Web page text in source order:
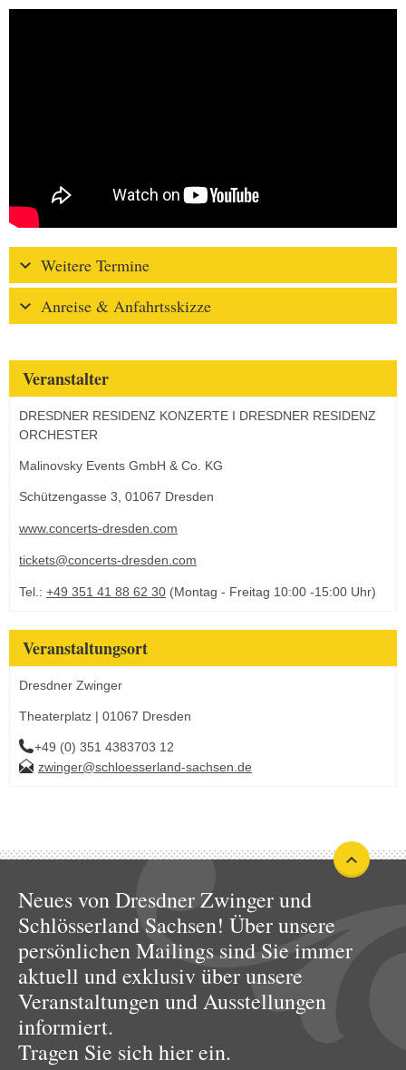
Weitere Termine
Anreise & Anfahrtsskizze
Veranstalter
DRESDNER RESIDENZ KONZERTE I DRESDNER RESIDENZ
ORCHESTER
Malinovsky Events GmbH & Co. KG
Schützengasse 3, 01067 Dresden
www.concerts-dresden.com
tickets@concerts-dresden.com
Tel.: +49 351 41 88 62 30 (Montag - Freitag 10:00 -15:00 Uhr)
Veranstaltungsort
Dresdner Zwinger
Theaterplatz | 01067 Dresden
+49 (0) 351 4383703 12
zwinger@schloesserland-sachsen.de
Neues von Dresdner Zwinger und
Schlösserland Sachsen! Über unsere
persönlichen Mailings sind Sie immer
aktuell und exklusiv über unsere
Veranstaltungen und Ausstellungen
informiert.
Tragen Sie sich hier ein.